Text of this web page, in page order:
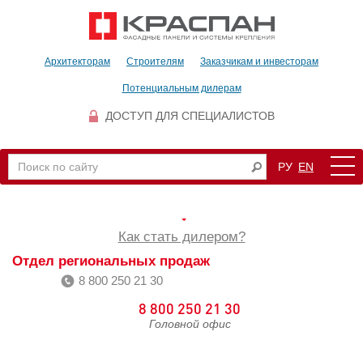
Архитекторам Строителям Заказчикам и инвесторам
Потенциальным дилерам
ДОСТУП ДЛЯ СПЕЦИАЛИСТОВ
РУ EN
Как стать дилером?
Отдел региональных продаж
8 800 250 21 30
8 800 250 21 30
Головной офис